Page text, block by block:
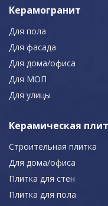
Керамогранит
Для пола
Для фасада
Для дома/офиса
Для МОП
Для улицы
Керамическая
Строительная плитка
Для дома/офиса
Плитка для стен
Плитка для пола